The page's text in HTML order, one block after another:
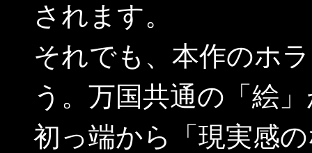
されます。
それでも、本作のホ
う。万国共通の「絵
初っ端から「現実感